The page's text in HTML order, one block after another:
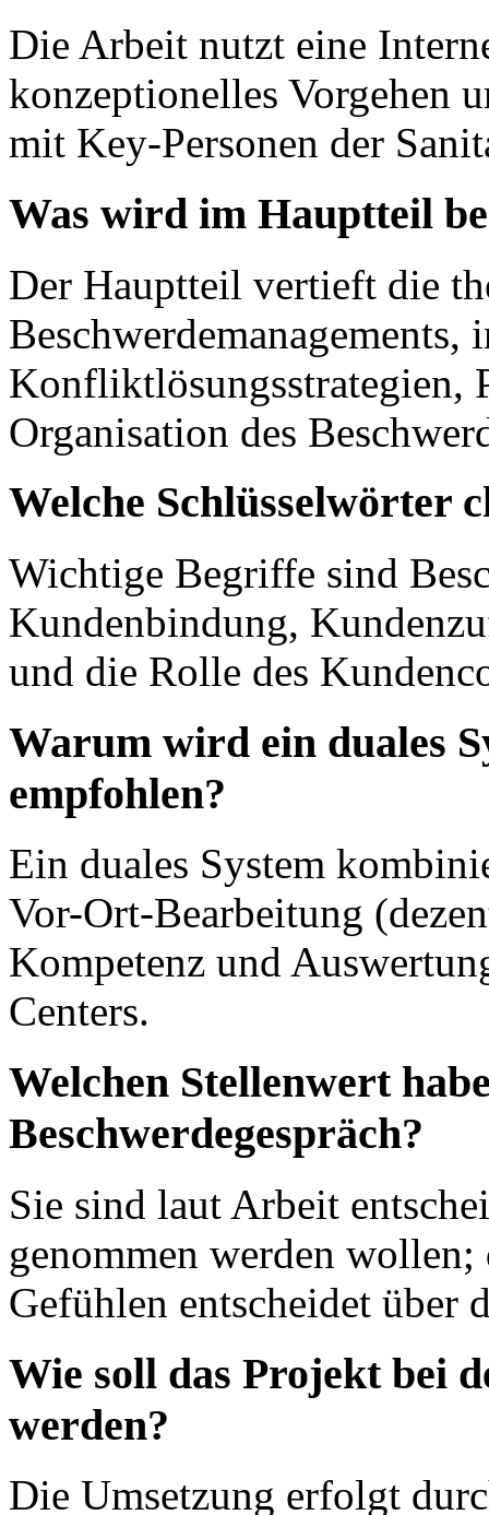
Die Arbeit nutzt eine
konzeptionelles Vorgehen
mit Key-Personen der
Was wird im Hauptteil
Der Hauptteil vertieft die
Beschwerdemanagements,
Konfliktlösungsstrategien,
Organisation des
Welche Schlüsselwörter
Wichtige Begriffe sind
Kundenbindung,
und die Rolle des
Warum wird ein duales
empfohlen?
Ein duales System
Vor-Ort-Bearbeitung
Kompetenz und
Centers.
Welchen Stellenwert
Beschwerdegespräch?
Sie sind laut Arbeit
genommen werden
Gefühlen entscheidet über
Wie soll das Projekt bei
werden?
Die Umsetzung erfolgt